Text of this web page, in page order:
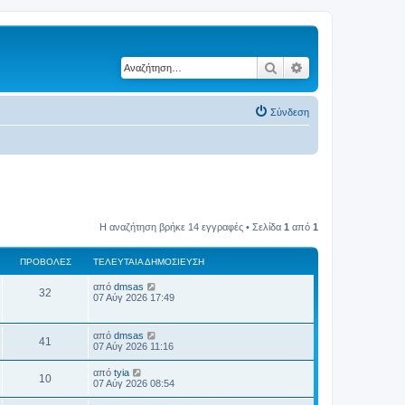
Αναζήτηση
Σύνδεση
Η αναζήτηση βρήκε 14 εγγραφές • Σελίδα 1 από 1
ΠΡΟΒΟΛΈΣ ΤΕΛΕΥΤΑΊΑ ΔΗΜΟΣΊΕΥΣΗ
32
β
Τ
ε
τ
α
ί
α
δ
από dmsas
07 Αύγ 2026 17:49
41
ρ
Τ
ε
υ
τ
α
από dmsas
07 Αύγ 2026 11:16
10Π
ρ
Τ
ε
από tyia
07 Αύγ 2026 08:54